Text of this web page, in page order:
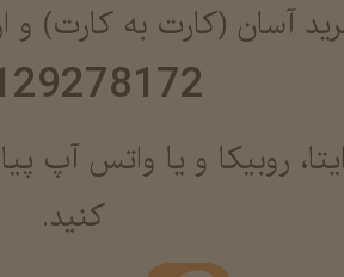
آسان (کارت به کارت) و
روبیکا و یا واتس آپ
کنید.